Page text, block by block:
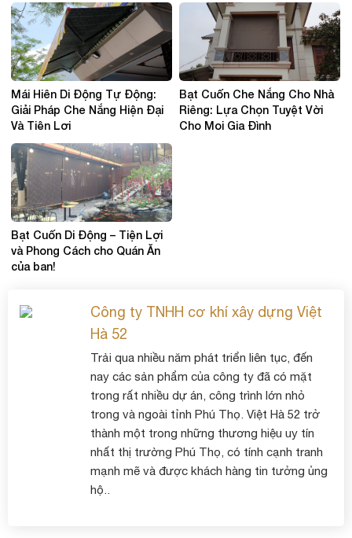
Mái Hiên Di Động Tự Động:
Giải Pháp Che Nắng Hiện Đại
Và Tiện Lợi
Bạt Cuốn Che Nắng Cho Nhà
Riêng: Lựa Chọn Tuyệt Vời
Cho Mọi Gia Đình
Bạt Cuốn Di Động – Tiện Lợi
và Phong Cách cho Quán Ăn
của bạn!
Công ty TNHH cơ khí xây dựng Việt
Hà 52
Trải qua nhiều năm phát triển liên tục, đến
nay các sản phẩm của công ty đã có mặt
trong rất nhiều dự án, công trình lớn nhỏ
trong và ngoài tỉnh Phú Thọ. Việt Hà 52 trở
thành một trong những thương hiệu uy tín
nhất thị trường Phú Thọ, có tính cạnh tranh
mạnh mẽ và được khách hàng tin tưởng ủng
hộ..